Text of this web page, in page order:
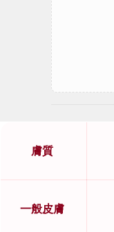
膚質
一般皮膚